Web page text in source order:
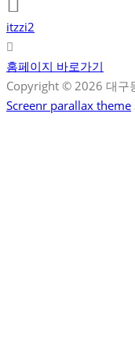
itzzi2
홈페이지 바로가기
Copyright © 2026 대구
Screenr parallax theme